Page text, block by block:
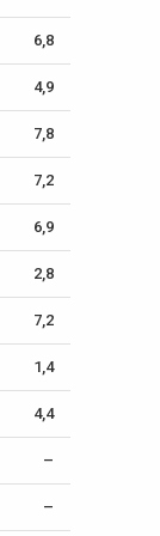
6,8
4,9
7,8
7,2
6,9
2,8
7,2
1,4
4,4
–
–